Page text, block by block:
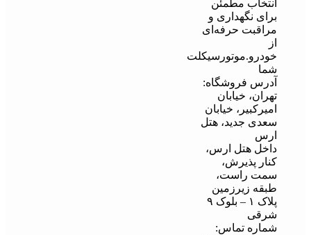
انتخاب مطمئن
برای نگهداری و
مراقبت حرفه‌ای
از
خودرو.موتورسیکلت
شما
آدرس فروشگاه:
تهران، خیابان
امیرکبیر، خیابان
سعدی جدید، هتل
ارس
داخل هتل ارس،
کنار پذیرش،
سمت راست،
طبقه زیرزمین
پلاک ۱ – بلوک ۹
شرقی
شماره تماس: